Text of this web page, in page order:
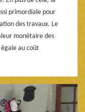
primordiale pour
des travaux. Le
monétaire des
au coût